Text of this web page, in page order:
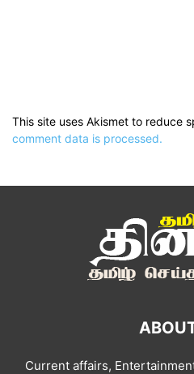
This site uses Akismet to reduce
comment data is processed.
Current affairs,